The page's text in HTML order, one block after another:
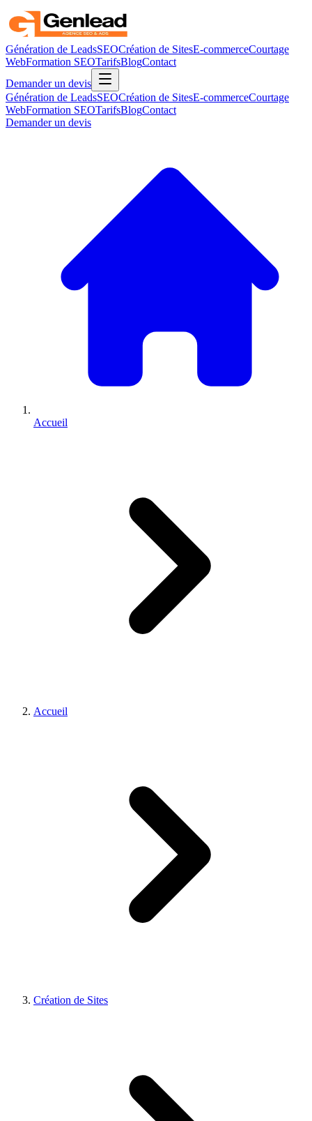
Génération de LeadsSEOCréation de SitesE-commerceCourtage
WebFormation SEOTarifsBlogContact
Demander un devis
Génération de LeadsSEOCréation de SitesE-commerceCourtage
WebFormation SEOTarifsBlogContact
Demander un devis
Accueil
Accueil
Création de Sites